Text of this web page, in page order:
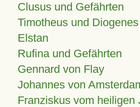
Clusus und Gefährten
Timotheus und Diogenes
Elstan
Rufina und Gefährten
Gennard von Flay
Johannes von
Franziskus vom heiligen